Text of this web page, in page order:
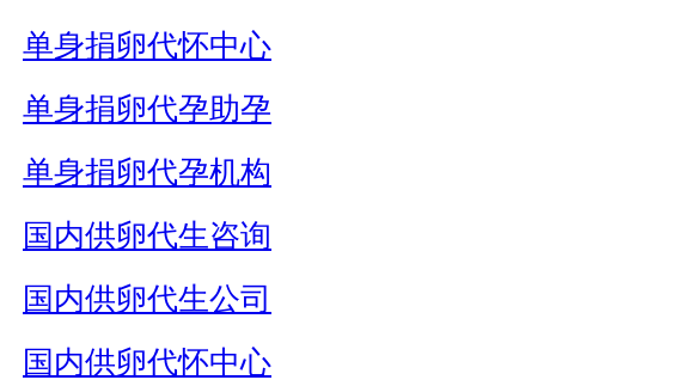
单身捐卵代怀中心
单身捐卵代孕助孕
单身捐卵代孕机构
国内供卵代生咨询
国内供卵代生公司
国内供卵代怀中心